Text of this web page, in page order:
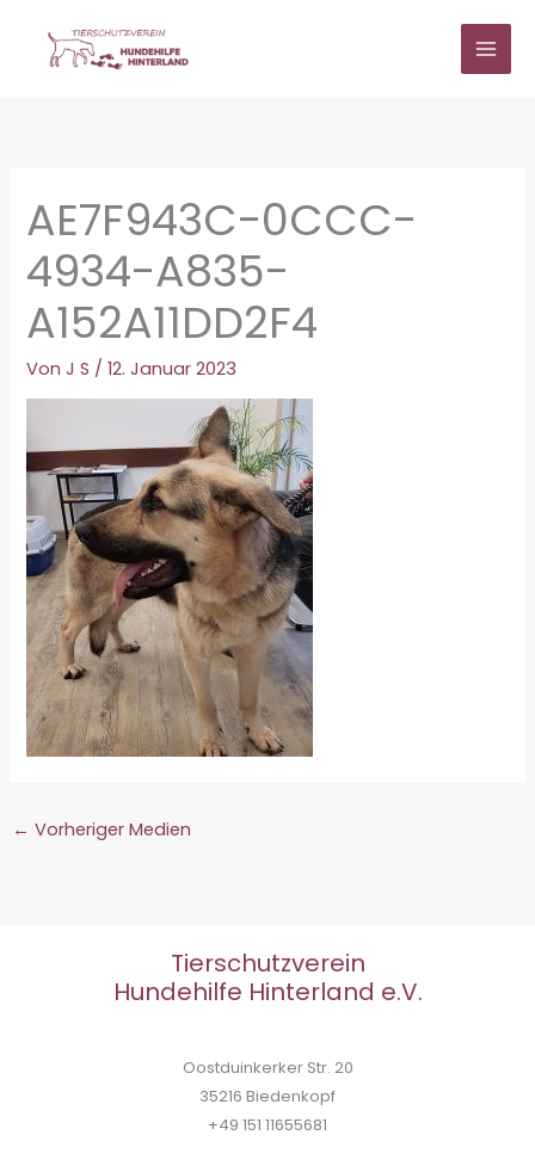
springen
AE7F943C-0CCC-
4934-A835-
A152A11DD2F4
VonJ S /12. Januar 2023
← Vorheriger Medien
Tierschutzverein
Hundehilfe Hinterland e.V.
Oostduinkerker Str. 20
35216 Biedenkopf
+49 151 11655681